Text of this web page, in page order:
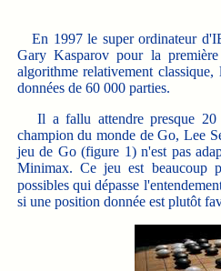
En 1997 le super ordinateur
Gary Kasparov pour la
algorithme relativement
données de 60 000 parties.
Il a fallu attendre presque 20
champion du monde de Go, Lee
jeu de Go (figure 1) n'est pas
Minimax. Ce jeu est beaucoup
possibles qui dépasse
si une position donnée est plutôt